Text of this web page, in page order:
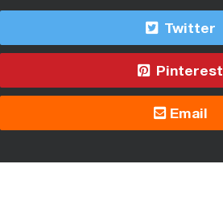
Twitter
Pinterest
Email